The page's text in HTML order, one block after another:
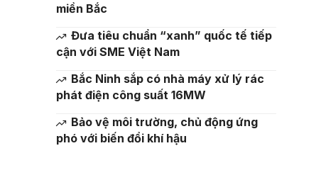
miền Bắc
Đưa tiêu chuẩn “xanh” quốc tế tiếp
cận với SME Việt Nam
Bắc Ninh sắp có nhà máy xử lý rác
phát điện công suất 16MW
Bảo vệ môi trường, chủ động ứng
phó với biến đổi khí hậu